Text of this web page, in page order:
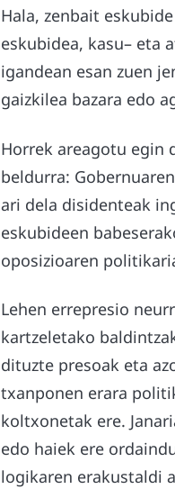
Hala, zenbait
eskubidea, kasu– eta
igandean esan zuen
gaizkilea bazara edo
Horrek areagotu egin
beldurra:
ari dela disidenteak
eskubideen
oposizioaren
Lehen errepresio
kartzeletako
dituzte presoak eta
txanponen erara
koltxonetak ere.
edo haiek ere
logikaren erakustaldi